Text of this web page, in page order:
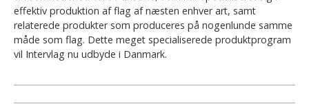
effektiv produktion af flag af næsten enhver art, samt
relaterede produkter som produceres på nogenlunde samme
måde som flag. Dette meget specialiserede produktprogram
vil Intervlag nu udbyde i Danmark.